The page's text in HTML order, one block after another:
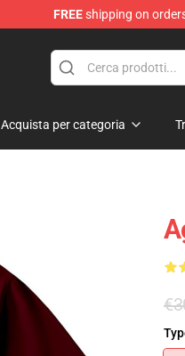
FREEshipping on
Acquista per categoria